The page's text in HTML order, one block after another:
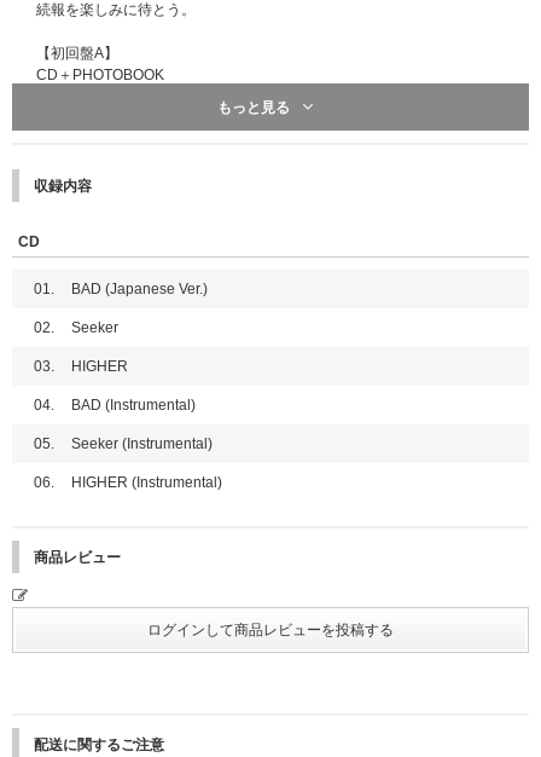
対象：スペシャル特典プレゼント企画！
応募期間：2026年8月17日（月）10:00～2026年8月24日（月）09:00
当落発表：2026年8月28日（金）20:00頃
※各回の締切間近などの時間帯によっては、繋がりにくい場合がございま
す。余裕を持ってご応募ください。
※商品が届かない、受け取れない等の理由を含め、いかなる場合も上記応募
期間以外はご応募いただけません。あらかじめご了承ください。
必ずご自身でご確認の上、ご購入・ご応募ください。
その他詳細はこちらをご確認ください。
※初回プレス分のみの封入特典となります。初回分終了後も商品ページの表
続報を楽しみに待とう。
【初回盤A】
CD＋PHOTOBOOK
もっと見る
収録内容
CD
01. BAD (Japanese Ver.)
02. Seeker
03. HIGHER
04. BAD (Instrumental)
05. Seeker (Instrumental)
06. HIGHER (Instrumental)
商品レビュー
配送に関するご注意